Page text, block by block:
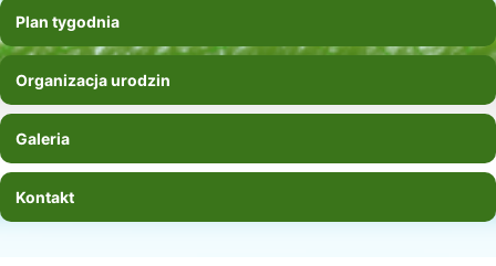
Plan tygodnia
Organizacja urodzin
Galeria
Kontakt